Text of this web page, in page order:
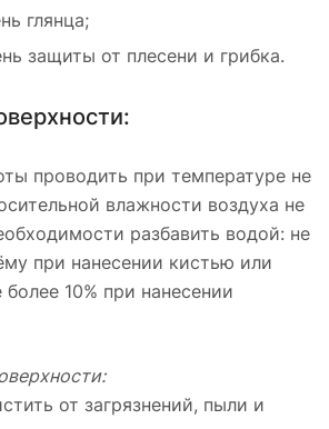
глянца;
защиты от плесени и грибка.
проводить при температуре не
влажности воздуха не
разбавить водой: не
при нанесении кистью или
10% при нанесении
от загрязнений, пыли и